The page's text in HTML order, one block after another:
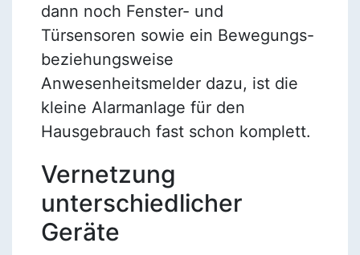
dann noch Fenster- und
Türsensoren sowie ein Bewegungs-
beziehungsweise
Anwesenheitsmelder dazu, ist die
kleine Alarmanlage für den
Hausgebrauch fast schon komplett.
Vernetzung
unterschiedlicher
Geräte